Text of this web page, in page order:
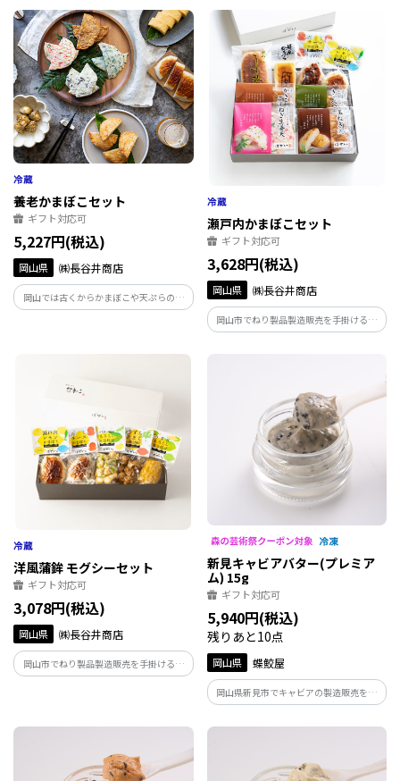
党にはこたえられない酒のお供の数々！
人口添加物をほとんど使用しない、体に
優しく口に優しい逸品揃いをJR西日本限
定で。
養老かまぼこセット
ギフト対応可
5,227円(税込)
岡山県 ㈱長谷井商店
岡山では古くからかまぼこや天ぷらの老
舗として親しまれている長谷井商店、通
瀬戸内かまぼこセット
ギフト対応可
3,628円(税込)
岡山県 ㈱長谷井商店
岡山市でねり製品製造販売を手掛ける長
谷井商店のかまぼこセット。岡山特産の
洋風蒲鉾 モグシーセット
ギフト対応可
3,078円(税込)
岡山県 ㈱長谷井商店
岡山市でねり製品製造販売を手掛ける長
谷井商店のかまぼこセット。そのままで
てもお使いいただける洋風蒲鉾です。
新見キャビアバター(プレミア
ム) 15g
ギフト対応可
5,940円(税込)
残りあと10点
岡山県 蝶鮫屋
岡山県新見市でキャビアの製造販売を行
っている蝶鮫屋のキャビアバター。最高
級の北海道産バターにたっぷりとキャビ
別な朝食を。